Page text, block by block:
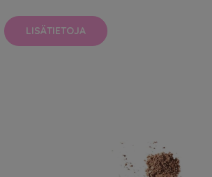
LISÄTIETOJA